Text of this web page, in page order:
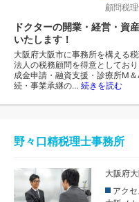
顧問税
ドクターの開業・経営・資
いたします！
大阪府大阪市に事務所を構える
法人の税務顧問を得意としてお
成金申請・融資支援・診療所M
続・事業承継の… 続きを読む
野々口精税理士事務所
大阪府
アクセ